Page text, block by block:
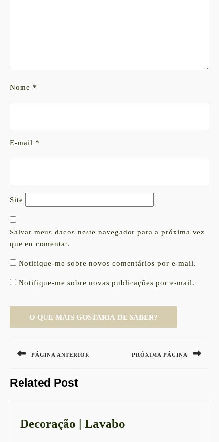
Nome *
E-mail *
Site
Salvar meus dados neste navegador para a próxima vez
que eu comentar.
Notifique-me sobre novos comentários por e-mail.
Notifique-me sobre novas publicações por e-mail.
de
PÁGINA ANTERIOR
post:
PRÓXIMA PÁGINA
Related Post
Decoração | Lavabo